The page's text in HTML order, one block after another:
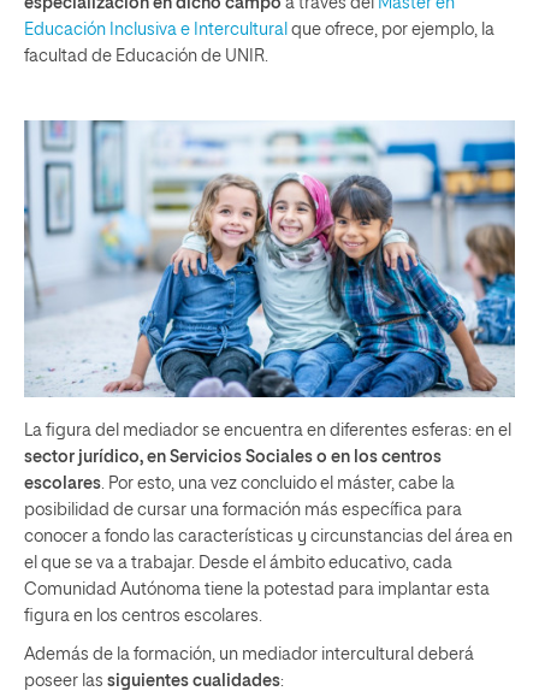
especialización en dicho campo a través del Máster en
Educación Inclusiva e Intercultural que ofrece, por ejemplo, la
facultad de Educación de UNIR.
La figura del mediador se encuentra en diferentes esferas: en el
sector jurídico, en Servicios Sociales o en los centros
escolares . Por esto, una vez concluido el máster, cabe la
posibilidad de cursar una formación más específica para
conocer a fondo las características y circunstancias del área en
el que se va a trabajar. Desde el ámbito educativo, cada
Comunidad Autónoma tiene la potestad para implantar esta
figura en los centros escolares.
Además de la formación, un mediador intercultural deberá
poseer las siguientes cualidades: